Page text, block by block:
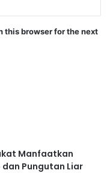
this browser for the next
Manfaatkan
Pungutan Liar